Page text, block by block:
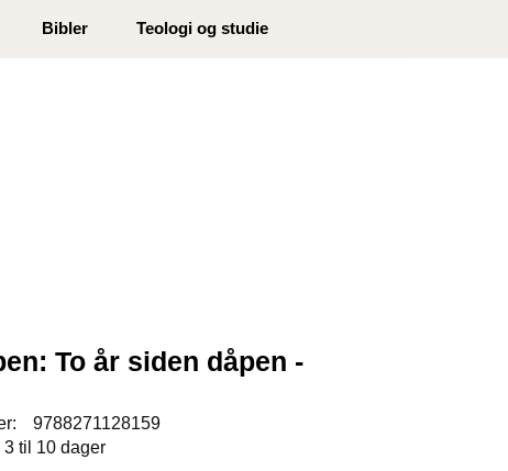
Min side Infosenter
Bibler Teologi og studie
To år siden dåpen -
9788271128159
3 til 10 dager